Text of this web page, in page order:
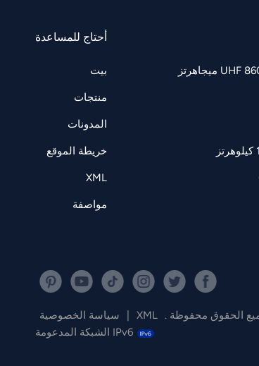
أحتاج للمساعدة
بيت
منتجات
المدونات
خريطة الموقع
XML
مواصفة
XML
سياسة الخصوصية
IPv6 الشبكة المدعومة